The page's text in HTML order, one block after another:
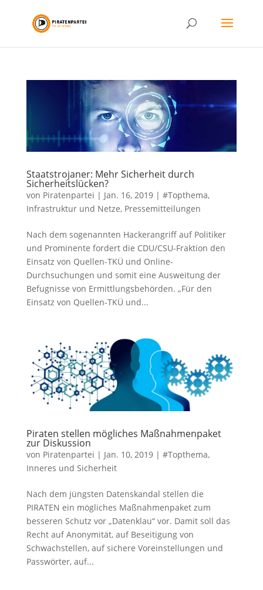
Staatstrojaner: Mehr Sicherheit durch
Sicherheitslücken?
von Piratenpartei | Jan. 16, 2019| #Topthema,
Infrastruktur und Netze, Pressemitteilungen
Nach dem sogenannten Hackerangriff auf Politiker
und Prominente fordert die CDU/CSU-Fraktion den
Einsatz von Quellen-TKÜ und Online-
Durchsuchungen und somit eine Ausweitung der
Befugnisse von Ermittlungsbehörden. „Für den
Einsatz von Quellen-TKÜ und...
Piraten stellen mögliches Maßnahmenpaket
zur Diskussion
von Piratenpartei | Jan. 10, 2019| #Topthema,
Inneres und Sicherheit
Nach dem jüngsten Datenskandal stellen die
PIRATEN ein mögliches Maßnahmenpaket zum
besseren Schutz vor „Datenklau“ vor. Damit soll das
Recht auf Anonymität, auf Beseitigung von
Schwachstellen, auf sichere Voreinstellungen und
Passwörter, auf...